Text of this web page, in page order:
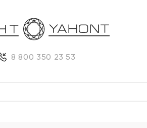
8 800 350 23 53